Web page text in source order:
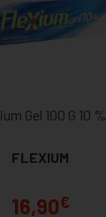
Gel 100 G 10 %
FLEXIUM
16,90€